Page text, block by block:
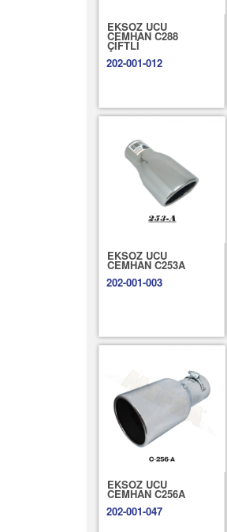
EKSOZ UCU
CEMHAN C288
ÇİFTLİ
202-001-012
EKSOZ UCU
CEMHAN C253A
202-001-003
EKSOZ UCU
CEMHAN C256A
202-001-047